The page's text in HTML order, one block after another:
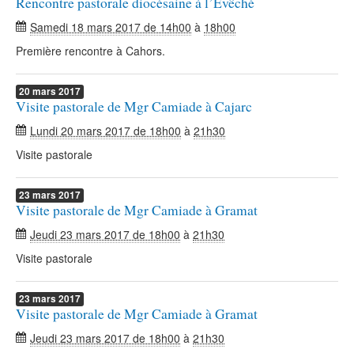
Samedi 18 mars 2017 de 14h00 à 18h00
Première rencontre à Cahors.
20 mars 2017
Visite pastorale de Mgr Camiade à Cajarc
Lundi 20 mars 2017 de 18h00 à 21h30
Visite pastorale
23 mars 2017
Visite pastorale de Mgr Camiade à Gramat
Jeudi 23 mars 2017 de 18h00 à 21h30
Visite pastorale
23 mars 2017
Visite pastorale de Mgr Camiade à Gramat
Jeudi 23 mars 2017 de 18h00 à 21h30